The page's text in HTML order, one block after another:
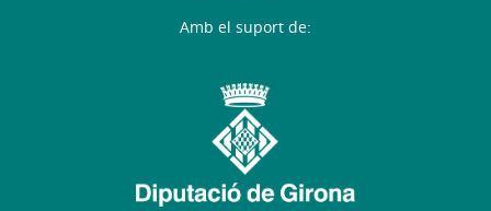
Amb el suport de: